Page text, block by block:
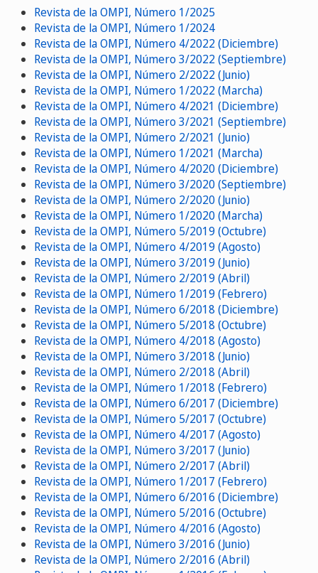
Revista de la OMPI, Número 1/2025
Revista de la OMPI, Número 1/2024
Revista de la OMPI, Número 4/2022 (Diciembre)
Revista de la OMPI, Número 3/2022 (Septiembre)
Revista de la OMPI, Número 2/2022 (Junio)
Revista de la OMPI, Número 1/2022 (Marcha)
Revista de la OMPI, Número 4/2021 (Diciembre)
Revista de la OMPI, Número 3/2021 (Septiembre)
Revista de la OMPI, Número 2/2021 (Junio)
Revista de la OMPI, Número 1/2021 (Marcha)
Revista de la OMPI, Número 4/2020 (Diciembre)
Revista de la OMPI, Número 3/2020 (Septiembre)
Revista de la OMPI, Número 2/2020 (Junio)
Revista de la OMPI, Número 1/2020 (Marcha)
Revista de la OMPI, Número 5/2019 (Octubre)
Revista de la OMPI, Número 4/2019 (Agosto)
Revista de la OMPI, Número 3/2019 (Junio)
Revista de la OMPI, Número 2/2019 (Abril)
Revista de la OMPI, Número 1/2019 (Febrero)
Revista de la OMPI, Número 6/2018 (Diciembre)
Revista de la OMPI, Número 5/2018 (Octubre)
Revista de la OMPI, Número 4/2018 (Agosto)
Revista de la OMPI, Número 3/2018 (Junio)
Revista de la OMPI, Número 2/2018 (Abril)
Revista de la OMPI, Número 1/2018 (Febrero)
Revista de la OMPI, Número 6/2017 (Diciembre)
Revista de la OMPI, Número 5/2017 (Octubre)
Revista de la OMPI, Número 4/2017 (Agosto)
Revista de la OMPI, Número 3/2017 (Junio)
Revista de la OMPI, Número 2/2017 (Abril)
Revista de la OMPI, Número 1/2017 (Febrero)
Revista de la OMPI, Número 6/2016 (Diciembre)
Revista de la OMPI, Número 5/2016 (Octubre)
Revista de la OMPI, Número 4/2016 (Agosto)
Revista de la OMPI, Número 3/2016 (Junio)
Revista de la OMPI, Número 2/2016 (Abril)